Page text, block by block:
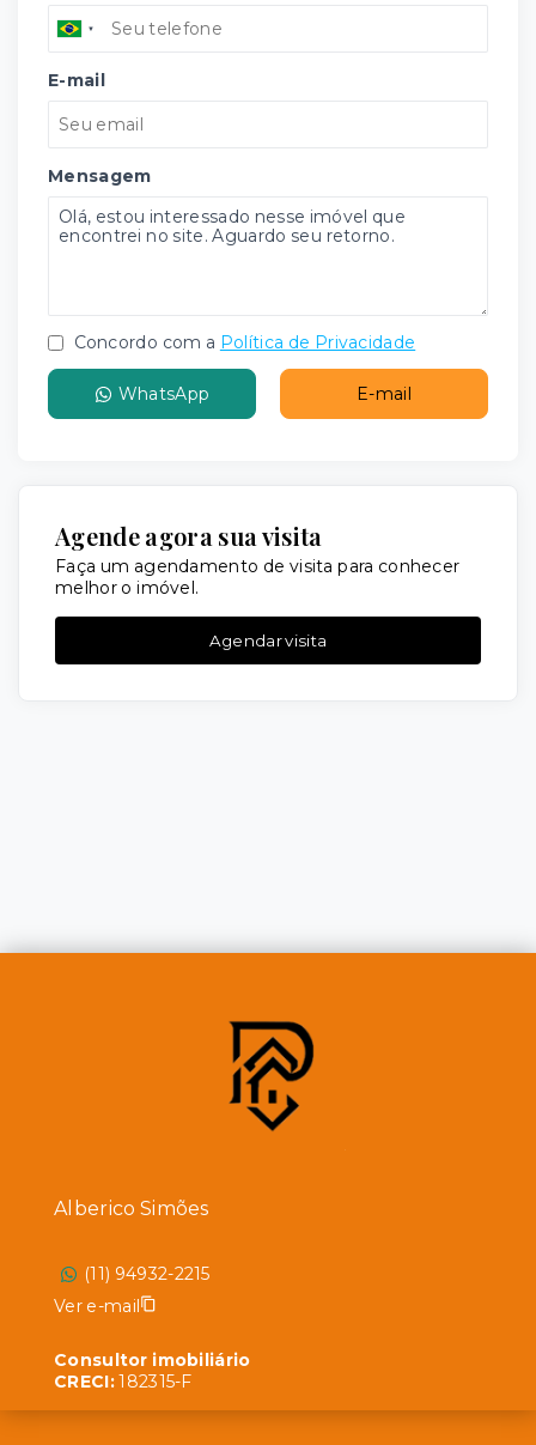
E-mail
Mensagem
Concordo com a Política de Privacidade
WhatsApp E-mail
Agende agora sua visita
Faça um agendamento de visita para conhecer
melhor o imóvel.
Agendar visita
Alberico Simões
(11) 94932-2215
Ver e-mail
Consultor imobiliário
CRECI:182315-F